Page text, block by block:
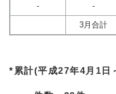
- -
3月合計
*累計(平成27年4月1日